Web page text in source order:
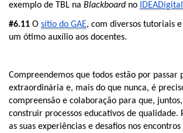
exemplo de TBL na Blackboard no
#6.11 O sítio do GAE, com diversos tutoriais
um ótimo auxílio aos docentes.
Compreendemos que todos estão por passar
extraordinária e, mais do que nunca, é
compreensão e colaboração para que,
construir processos educativos de qualidade.
as suas experiências e desafios nos